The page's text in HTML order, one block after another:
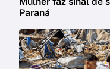
Paraná